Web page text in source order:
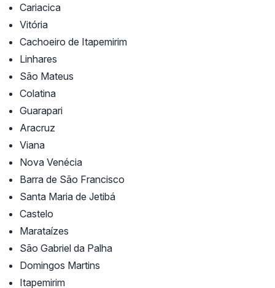
Cariacica
Vitória
Cachoeiro de Itapemirim
Linhares
São Mateus
Colatina
Guarapari
Aracruz
Viana
Nova Venécia
Barra de São Francisco
Santa Maria de Jetibá
Castelo
Marataízes
São Gabriel da Palha
Domingos Martins
Itapemirim